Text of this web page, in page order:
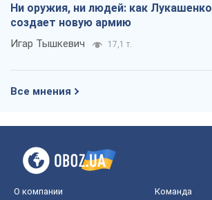
Ни оружия, ни людей: как Лукашенко
создает новую армию
Игар Тышкевич 17,1 т.
Все мнения
О компании Команда